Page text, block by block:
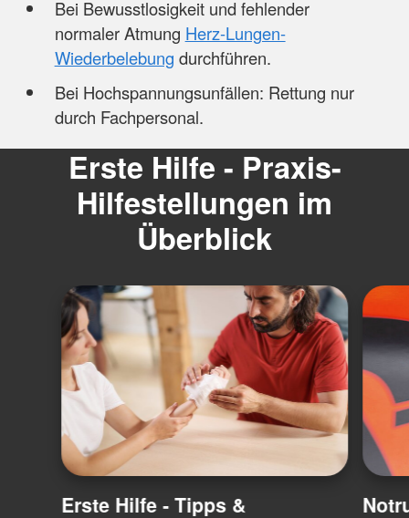
Bei Bewusstlosigkeit und fehlender
normaler Atmung Herz-Lungen-
Wiederbelebung durchführen.
Bei Hochspannungsunfällen: Rettung nur
durch Fachpersonal.
Erste Hilfe - Praxis-
Hilfestellungen im
Überblick
Erste Hilfe - Tipps &